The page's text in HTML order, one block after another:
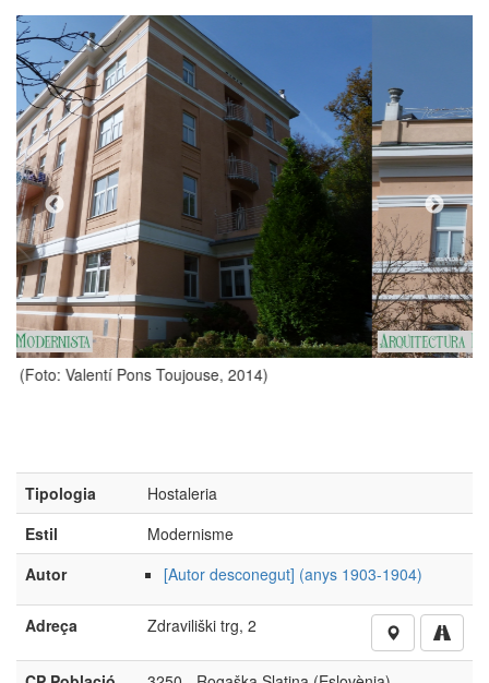
(Foto: Valentí Pons Toujouse, 2014)
Tipologia
Hostaleria
Estil
Modernisme
Autor
[Autor desconegut] (anys 1903-1904)
Adreça Zdraviliški trg, 2